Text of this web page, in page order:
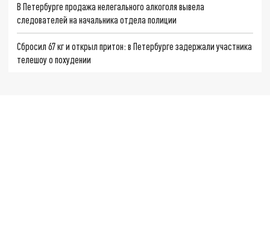
В Петербурге продажа нелегального алкоголя вывела
следователей на начальника отдела полиции
Сбросил 67 кг и открыл притон: в Петербурге задержали участника
телешоу о похудении